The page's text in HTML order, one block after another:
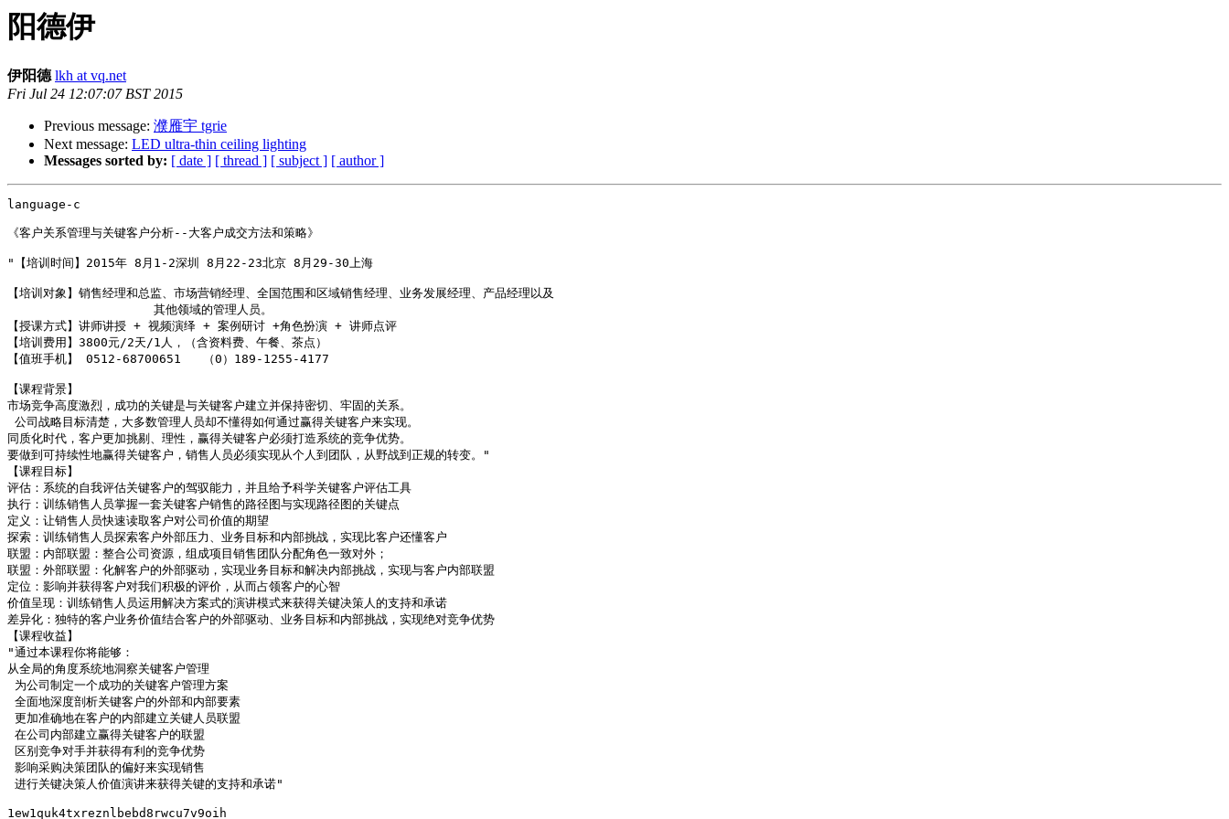
阳德伊
伊阳德 lkh at vq.net
Fri Jul 24 12:07:07 BST 2015
Previous message: 濮雁宇 tgrie
Next message: LED ultra-thin ceiling lighting
Messages sorted by: [ date ] [ thread ] [ subject ] [ author ]
language-c
《客户关系管理与关键客户分析--大客户成交方法和策略》
"【培训时间】2015年 8月1-2深圳 8月22-23北京 8月29-30上海
【培训对象】销售经理和总监、市场营销经理、全国范围和区域销售经理、业务发展经理、产品经理以及
                    其他领域的管理人员。
【授课方式】讲师讲授 + 视频演绎 + 案例研讨 +角色扮演 + 讲师点评
【培训费用】3800元/2天/1人，（含资料费、午餐、茶点）
【值班手机】 0512-68700651   （0）189-1255-4177
【课程背景】
市场竞争高度激烈，成功的关键是与关键客户建立并保持密切、牢固的关系。
公司战略目标清楚，大多数管理人员却不懂得如何通过赢得关键客户来实现。
同质化时代，客户更加挑剔、理性，赢得关键客户必须打造系统的竞争优势。
要做到可持续性地赢得关键客户，销售人员必须实现从个人到团队，从野战到正规的转变。"
【课程目标】
评估：系统的自我评估关键客户的驾驭能力，并且给予科学关键客户评估工具
执行：训练销售人员掌握一套关键客户销售的路径图与实现路径图的关键点
定义：让销售人员快速读取客户对公司价值的期望
探索：训练销售人员探索客户外部压力、业务目标和内部挑战，实现比客户还懂客户
联盟：内部联盟：整合公司资源，组成项目销售团队分配角色一致对外；
联盟：外部联盟：化解客户的外部驱动，实现业务目标和解决内部挑战，实现与客户内部联盟
定位：影响并获得客户对我们积极的评价，从而占领客户的心智
价值呈现：训练销售人员运用解决方案式的演讲模式来获得关键决策人的支持和承诺
差异化：独特的客户业务价值结合客户的外部驱动、业务目标和内部挑战，实现绝对竞争优势
【课程收益】
"通过本课程你将能够：
从全局的角度系统地洞察关键客户管理
为公司制定一个成功的关键客户管理方案
全面地深度剖析关键客户的外部和内部要素
更加准确地在客户的内部建立关键人员联盟
在公司内部建立赢得关键客户的联盟
区别竞争对手并获得有利的竞争优势
影响采购决策团队的偏好来实现销售
进行关键决策人价值演讲来获得关键的支持和承诺"
1ew1quk4txreznlbebd8rwcu7v9oih